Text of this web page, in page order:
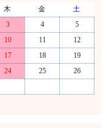
木 金
土
3 4
5
10 11
12
17 18
19
24 25
26